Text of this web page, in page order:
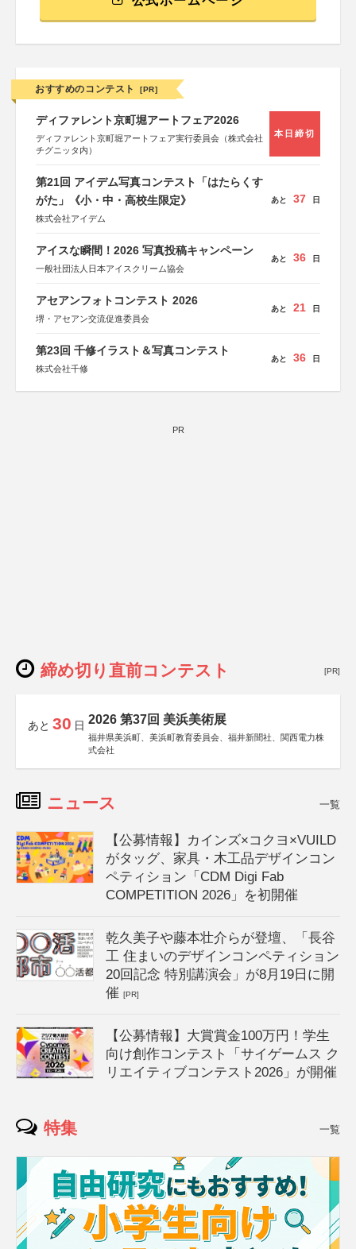
おすすめのコンテスト [PR]
ディファレント京町堀アートフェア2026
ディファレント京町堀アートフェア実行委員会（株式会社
チグニッタ内）
本日締切
第21回 アイデム写真コンテスト「はたらくす
がた」《小・中・高校生限定》
株式会社アイデム
あと 37 日
アイスな瞬間！2026 写真投稿キャンペーン
一般社団法人日本アイスクリーム協会
あと 36 日
アセアンフォトコンテスト 2026
堺・アセアン交流促進委員会
あと 21 日
第23回 千修イラスト＆写真コンテスト
株式会社千修
あと 36 日
PR
締め切り直前コンテスト [PR]
あと 30 日 2026 第37回 美浜美術展
福井県美浜町、美浜町教育委員会、福井新聞社、関西電力株
式会社
ニュース 一覧
【公募情報】カインズ×コクヨ×VUILD
がタッグ、家具・木工品デザインコン
ペティション「CDM Digi Fab
COMPETITION 2026」を初開催
乾久美子や藤本壮介らが登壇、「長谷
工 住まいのデザインコンペティション
20回記念 特別講演会」が8月19日に開
催[PR]
【公募情報】大賞賞金100万円！学生
向け創作コンテスト「サイゲームス ク
リエイティブコンテスト2026」が開催
特集 一覧